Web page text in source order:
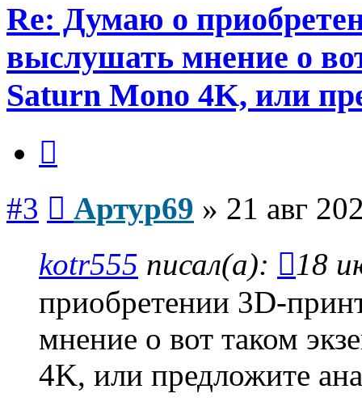
Re: Думаю о
выслушать мнение о
Saturn Mono 4K, или
#3 Артур69 » 21 авг
kotr555 писал(а):
18
приобретении 3D-
мнение о вот таком
4K, или предложите